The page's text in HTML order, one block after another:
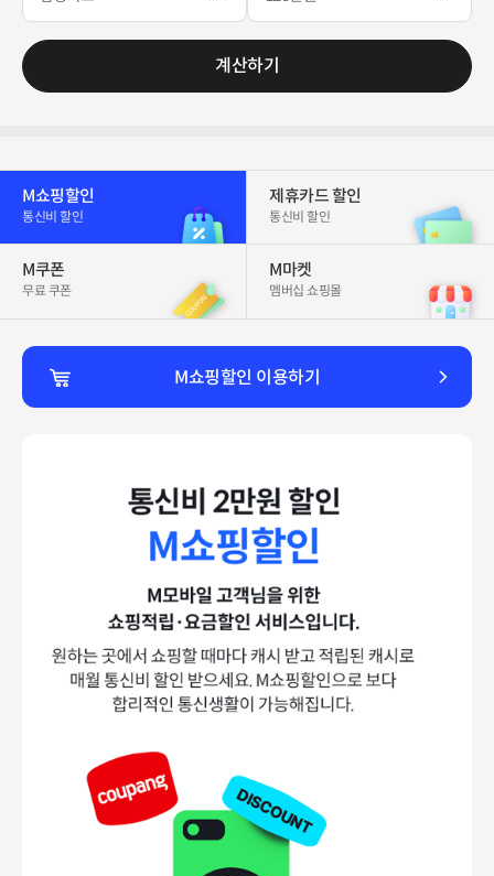
계산하기
M쇼핑할인
통신비 할인
제휴카드 할인
통신비 할인
M쿠폰
무료 쿠폰
M마켓
멤버십 쇼핑몰
M쇼핑할인 이용하기